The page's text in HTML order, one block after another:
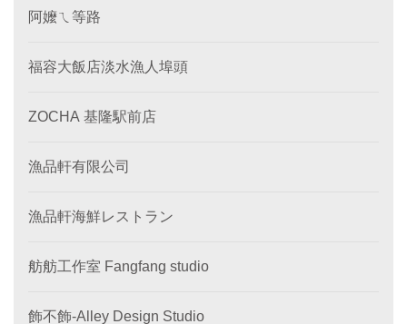
阿嬤ㄟ等路
福容大飯店淡水漁人埠頭
ZOCHA 基隆駅前店
漁品軒有限公司
漁品軒海鮮レストラン
舫舫工作室 Fangfang studio
飾不飾-Alley Design Studio